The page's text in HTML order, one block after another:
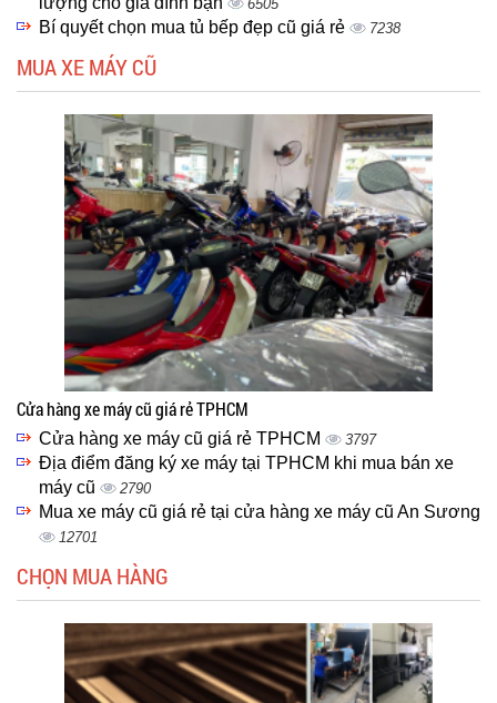
6505
Bí quyết chọn mua tủ bếp đẹp cũ giá rẻ 7238
MUA XE MÁY CŨ
Cửa hàng xe máy cũ giá rẻ TPHCM
Cửa hàng xe máy cũ giá rẻ TPHCM 3797
Địa điểm đăng ký xe máy tại TPHCM khi mua bán xe
máy cũ
2790
Mua xe máy cũ giá rẻ tại cửa hàng xe máy cũ An Sương
12701
CHỌN MUA HÀNG